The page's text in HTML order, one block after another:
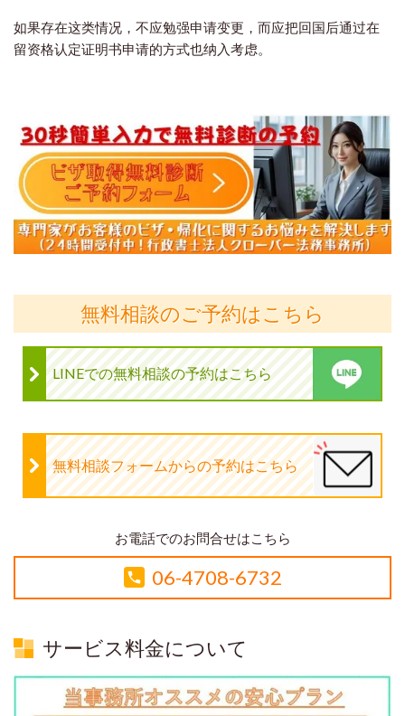
如果存在这类情况，不应勉强申请变更，而应把回国后通过在
留资格认定证明书申请的方式也纳入考虑。
無料相談のご予約はこちら
LINEでの無料相談の予約はこちら
無料相談フォームからの予約はこちら
お電話でのお問合せはこちら
06-4708-6732
サービス料金について